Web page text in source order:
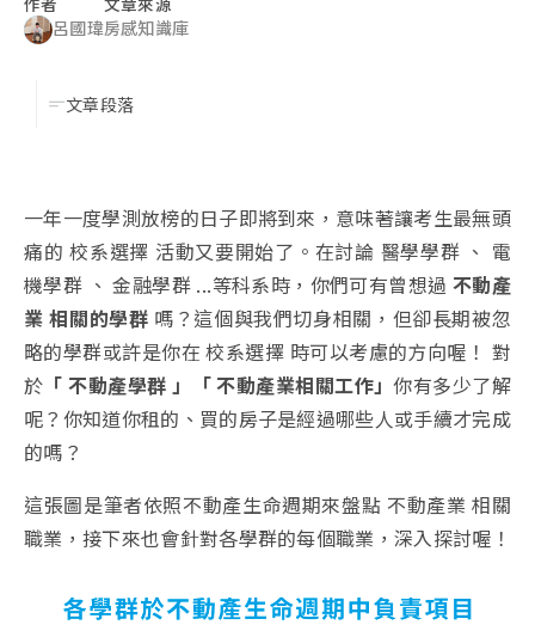
呂國瑋房感知識庫
文章段落
一年一度學測放榜的日子即將到來，意味著讓考生最無頭
痛的 校系選擇 活動又要開始了。在討論 醫學學群 、 電
機學群 、 金融學群 ...等科系時，你們可有曾想過 不動產
業 相關的學群 嗎？這個與我們切身相關，但卻長期被忽
略的學群或許是你在 校系選擇 時可以考慮的方向喔！ 對
於 「 不動產學群 」 「 不動產業相關工作」你有多少了解
呢？你知道你租的、買的房子是經過哪些人或手續才完成
的嗎？
這張圖是筆者依照不動產生命週期來盤點 不動產業 相關
職業，接下來也會針對各學群的每個職業，深入探討喔！